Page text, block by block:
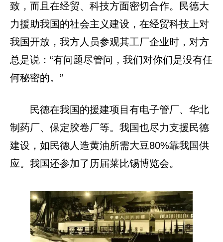
致，而且在经贸、科技方面密切合作。民德大
力援助我国的社会主义建设，在经贸科技上对
我国开放，我方人员参观其工厂企业时，对方
总是说：“有问题尽管问，我们对你们是没有任
何秘密的。”
民德在我国的援建项目有电子管厂、华北
制药厂、保定胶卷厂等。我国也尽力支援民德
建设，如民德人造黄油所需大豆80%靠我国供
应。我国还参加了历届莱比锡博览会。